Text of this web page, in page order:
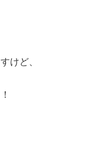
けど、